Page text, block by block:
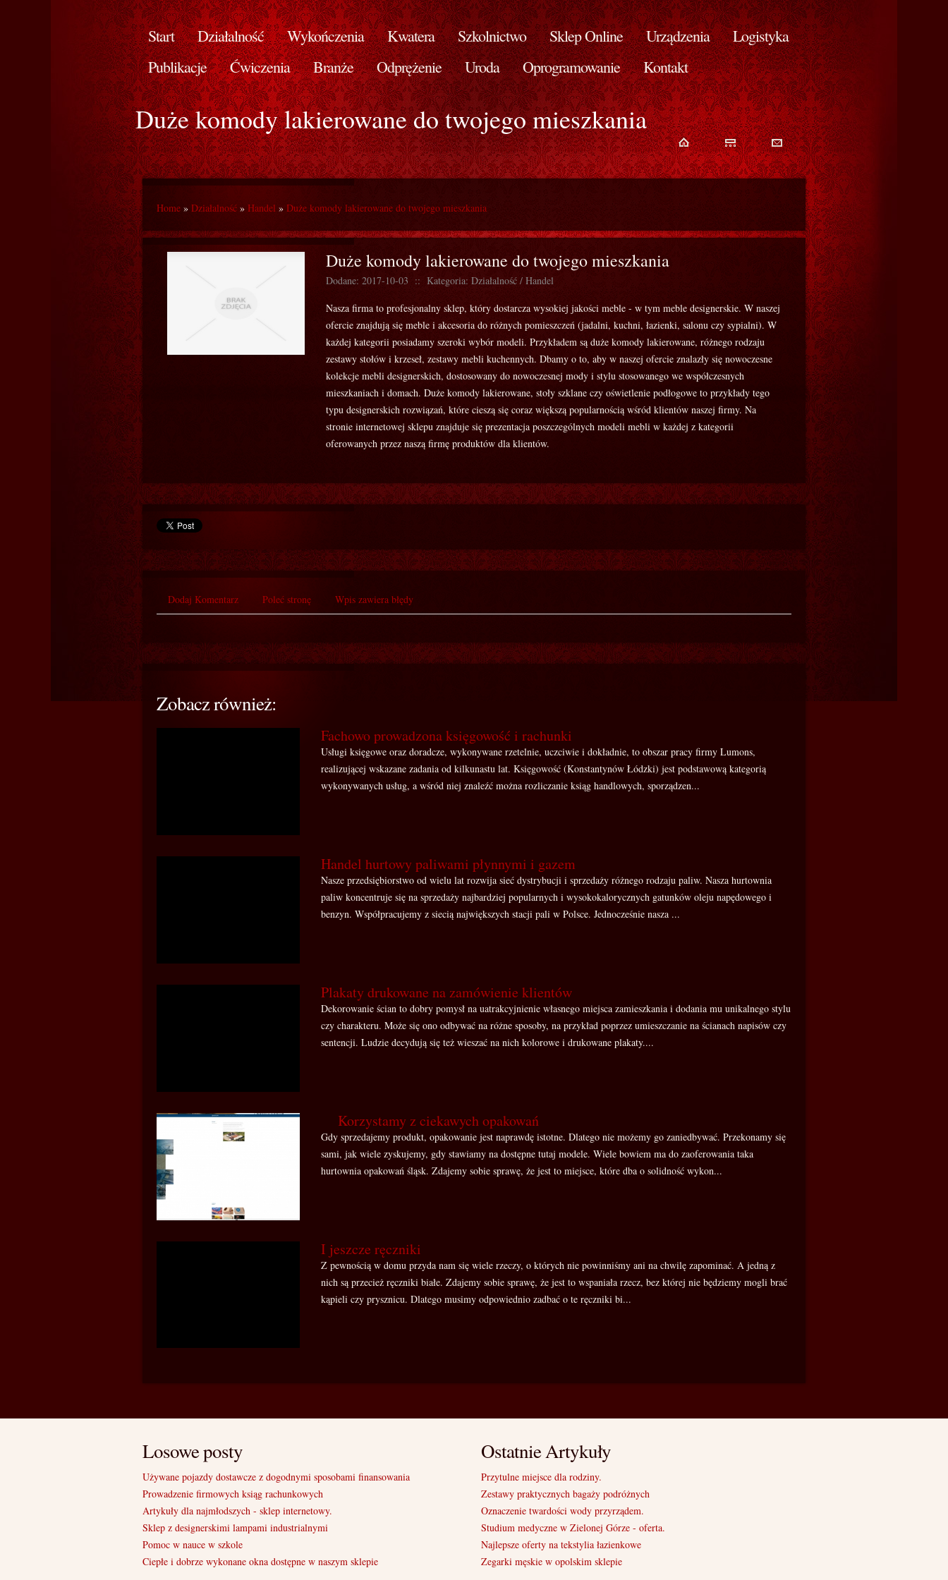
Start Działalność Wykończenia Kwatera Szkolnictwo Sklep Online Urządzenia
Logistyka
Publikacje
Ćwiczenia Branże Odprężenie Uroda Oprogramowanie Kontakt
Duże komody lakierowane do twojego mieszkania
Home » Działalność » Handel » Duże komody lakierowane do twojego mieszkania
Duże komody lakierowane do twojego mieszkania
Dodane: 2017-10-03 :: Kategoria: Działalność / Handel
Nasza firma to profesjonalny sklep, który dostarcza wysokiej jakości meble - w tym meble designerskie. W naszej
ofercie znajdują się meble i akcesoria do różnych pomieszczeń (jadalni, kuchni, łazienki, salonu czy sypialni). W
każdej kategorii posiadamy szeroki wybór modeli. Przykładem są duże komody lakierowane, różnego rodzaju
zestawy stołów i krzeseł, zestawy mebli kuchennych. Dbamy o to, aby w naszej ofercie znalazły się nowoczesne
kolekcje mebli designerskich, dostosowany do nowoczesnej mody i stylu stosowanego we współczesnych
mieszkaniach i domach. Duże komody lakierowane, stoły szklane czy oświetlenie podłogowe to przykłady tego
typu designerskich rozwiązań, które cieszą się coraz większą popularnością wśród klientów naszej firmy. Na
stronie internetowej sklepu znajduje się prezentacja poszczególnych modeli mebli w każdej z kategorii
oferowanych przez naszą firmę produktów dla klientów.
Dodaj Komentarz Poleć stronę Wpis zawiera błędy
Zobacz również:
Fachowo prowadzona księgowość i rachunki
Usługi księgowe oraz doradcze, wykonywane rzetelnie, uczciwie i dokładnie, to obszar pracy firmy Lumons,
realizującej wskazane zadania od kilkunastu lat. Księgowość (Konstantynów Łódzki) jest podstawową kategorią
wykonywanych usług, a wśród niej znaleźć można rozliczanie ksiąg handlowych, sporządzen...
Handel hurtowy paliwami płynnymi i gazem
Nasze przedsiębiorstwo od wielu lat rozwija sieć dystrybucji i sprzedaży różnego rodzaju paliw. Nasza hurtownia
paliw koncentruje się na sprzedaży najbardziej popularnych i wysokokalorycznych gatunków oleju napędowego i
benzyn. Współpracujemy z siecią największych stacji pali w Polsce. Jednocześnie nasza ...
Plakaty drukowane na zamówienie klientów
Dekorowanie ścian to dobry pomysł na uatrakcyjnienie własnego miejsca zamieszkania i dodania mu unikalnego stylu
czy charakteru. Może się ono odbywać na różne sposoby, na przykład poprzez umieszczanie na ścianach napisów czy
sentencji. Ludzie decydują się też wieszać na nich kolorowe i drukowane plakaty....
Korzystamy z ciekawych opakowań
Gdy sprzedajemy produkt, opakowanie jest naprawdę istotne. Dlatego nie możemy go zaniedbywać. Przekonamy się
sami, jak wiele zyskujemy, gdy stawiamy na dostępne tutaj modele. Wiele bowiem ma do zaoferowania taka
hurtownia opakowań śląsk. Zdajemy sobie sprawę, że jest to miejsce, które dba o solidność wykon...
I jeszcze ręczniki
Z pewnością w domu przyda nam się wiele rzeczy, o których nie powinniśmy ani na chwilę zapominać. A jedną z
nich są przecież ręczniki białe. Zdajemy sobie sprawę, że jest to wspaniała rzecz, bez której nie będziemy mogli brać
kąpieli czy prysznicu. Dlatego musimy odpowiednio zadbać o te ręczniki bi...
Losowe posty
Używane pojazdy dostawcze z dogodnymi sposobami finansowania
Prowadzenie firmowych ksiąg rachunkowych
Artykuły dla najmłodszych - sklep internetowy.
Sklep z designerskimi lampami industrialnymi
Pomoc w nauce w szkole
Ciepłe i dobrze wykonane okna dostępne w naszym sklepie
Ostatnie Artykuły
Przytulne miejsce dla rodziny.
Zestawy praktycznych bagaży podróżnych
Oznaczenie twardości wody przyrządem.
Studium medyczne w Zielonej Górze - oferta.
Najlepsze oferty na tekstylia łazienkowe
Zegarki męskie w opolskim sklepie